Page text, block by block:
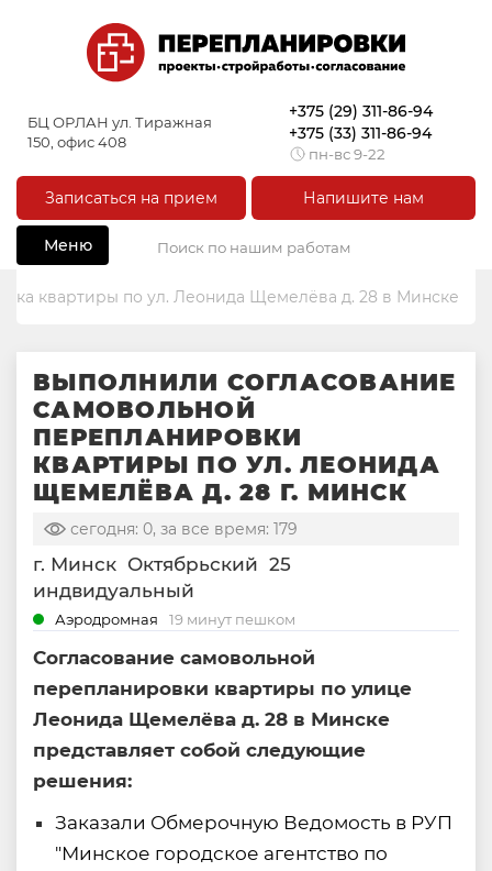
БЦ ОРЛАН ул. Тиражная
150, офис 408
+375 (29) 311-86-94
+375 (33) 311-86-94
пн-вс 9-22
Записаться на прием Напишите нам
Меню
квартиры по ул. Леонида Щемелёва д. 28 в Минске
ВЫПОЛНИЛИ СОГЛАСОВАНИЕ
САМОВОЛЬНОЙ
ПЕРЕПЛАНИРОВКИ
КВАРТИРЫ ПО УЛ. ЛЕОНИДА
ЩЕМЕЛЁВА Д. 28 Г. МИНСК
сегодня: 0, за все время: 179
г. Минск Октябрьский 25
индвидуальный
Аэродромная 19 минут пешком
Согласование самовольной
перепланировки квартиры по улице
Леонида Щемелёва д. 28 в Минске
представляет собой следующие
решения:
Заказали Обмерочную Ведомость в РУП
"Минское городское агентство по